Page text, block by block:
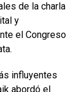
de la charla
y
el Congreso
influyentes
abordó el